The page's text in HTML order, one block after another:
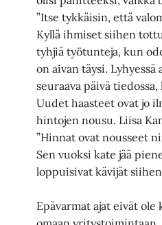
”Itse tykkäisin, että
Kyllä ihmiset siihen
tyhjiä työtunteja, kun
on aivan täysi.
seuraava päivä
Uudet haasteet ovat jo
hintojen nousu. Liisa
”Hinnat ovat nousseet
Sen vuoksi kate jää
loppuisivat kävijät
Epävarmat ajat eivät